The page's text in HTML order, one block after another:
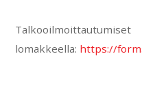
Talkooilmoittautumiset
lomakkeella: https://